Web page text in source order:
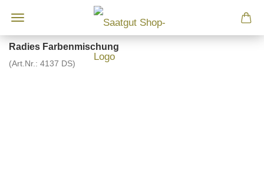
Radies Farbenmischung
(Art.Nr.: 4137 DS)